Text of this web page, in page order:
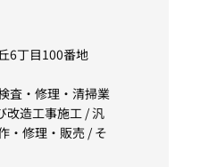
6丁目100番地
査・修理・清掃業
改造工事施工 / 汎
・修理・販売 / そ